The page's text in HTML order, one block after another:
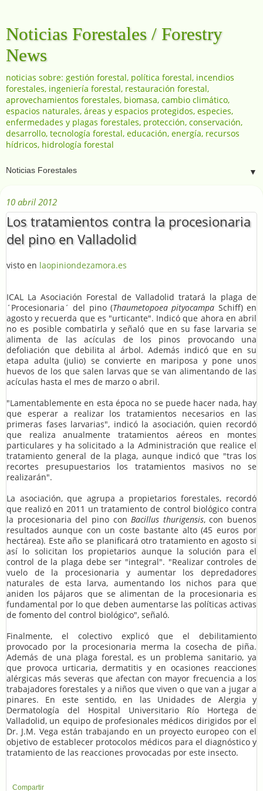
Noticias Forestales / Forestry
News
noticias sobre: gestión forestal, política forestal, incendios
forestales, ingeniería forestal, restauración forestal,
aprovechamientos forestales, biomasa, cambio climático,
espacios naturales, áreas y espacios protegidos, especies,
enfermedades y plagas forestales, protección, conservación,
desarrollo, tecnología forestal, educación, energía, recursos
hídricos, hidrología forestal
▼
10 abril 2012
Los tratamientos contra la procesionaria
del pino en Valladolid
visto en laopiniondezamora.es
ICAL La Asociación Forestal de Valladolid tratará la plaga de
´Procesionaria´ del pino (Thaumetopoea pityocampa Schiff) en
agosto y recuerda que es "urticante". Indicó que ahora en abril
no es posible combatirla y señaló que en su fase larvaria se
alimenta de las acículas de los pinos provocando una
defoliación que debilita al árbol. Además indicó que en su
etapa adulta (julio) se convierte en mariposa y pone unos
huevos de los que salen larvas que se van alimentando de las
acículas hasta el mes de marzo o abril.
"Lamentablemente en esta época no se puede hacer nada, hay
que esperar a realizar los tratamientos necesarios en las
primeras fases larvarias", indicó la asociación, quien recordó
que realiza anualmente tratamientos aéreos en montes
particulares y ha solicitado a la Administración que realice el
tratamiento general de la plaga, aunque indicó que "tras los
recortes presupuestarios los tratamientos masivos no se
realizarán".
La asociación, que agrupa a propietarios forestales, recordó
que realizó en 2011 un tratamiento de control biológico contra
la procesionaria del pino conBacillus thurigensis, con buenos
resultados aunque con un coste bastante alto (45 euros por
hectárea). Este año se planificará otro tratamiento en agosto si
así lo solicitan los propietarios aunque la solución para el
control de la plaga debe ser "integral". "Realizar controles de
vuelo de la procesionaria y aumentar los depredadores
naturales de esta larva, aumentando los nichos para que
aniden los pájaros que se alimentan de la procesionaria es
fundamental por lo que deben aumentarse las políticas activas
de fomento del control biológico", señaló.
Finalmente, el colectivo explicó que el debilitamiento
provocado por la procesionaria merma la cosecha de piña.
Además de una plaga forestal, es un problema sanitario, ya
que provoca urticaria, dermatitis y en ocasiones reacciones
alérgicas más severas que afectan con mayor frecuencia a los
trabajadores forestales y a niños que viven o que van a jugar a
pinares. En este sentido, en las Unidades de Alergia y
Dermatología del Hospital Universitario Río Hortega de
Valladolid, un equipo de profesionales médicos dirigidos por el
Dr. J.M. Vega están trabajando en un proyecto europeo con el
objetivo de establecer protocolos médicos para el diagnóstico y
tratamiento de las reacciones provocadas por este insecto.
Compartir